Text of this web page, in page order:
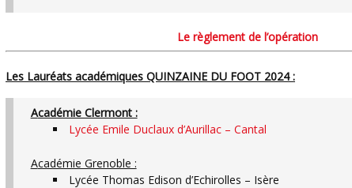
Le règlement de l’opération
Les Lauréats académiques QUINZAINE DU FOOT 2024 :
Académie Clermont :
Lycée Emile Duclaux d’Aurillac – Cantal
Académie Grenoble :
Lycée Thomas Edison d’Echirolles – Isère